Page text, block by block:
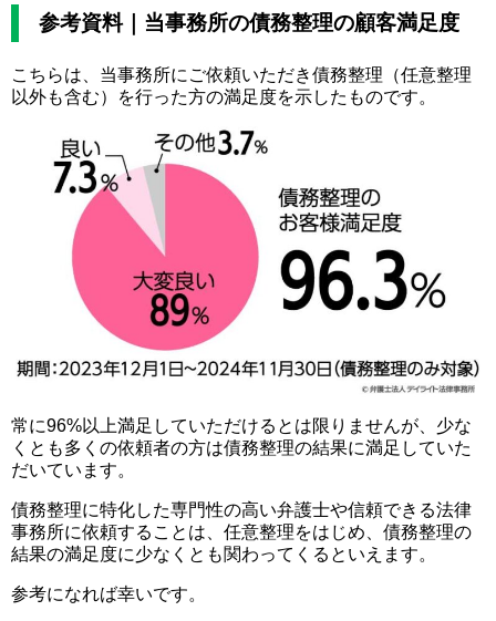
参考資料｜当事務所の債務整理の顧客満足度
こちらは、当事務所にご依頼いただき債務整理（任意整理
以外も含む）を行った方の満足度を示したものです。
常に96%以上満足していただけるとは限りませんが、少な
くとも多くの依頼者の方は債務整理の結果に満足していた
だいています。
債務整理に特化した専門性の高い弁護士や信頼できる法律
事務所に依頼することは、任意整理をはじめ、債務整理の
結果の満足度に少なくとも関わってくるといえます。
参考になれば幸いです。